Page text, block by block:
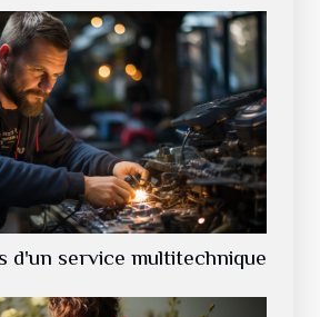
d'un service multitechnique